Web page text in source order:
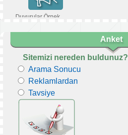
Duyurular Örnek
Anket
Sitemizi nereden buldunuz?
Arama Sonucu
Reklamlardan
Tavsiye